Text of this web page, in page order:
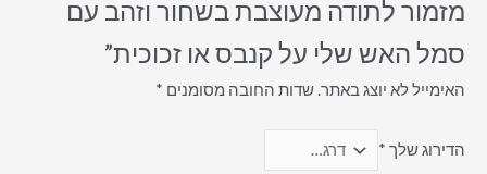
מזמור לתודה מעוצבת בשחור וזהב עם
סמל האש שלי על קנבס או זכוכית”
האימייל לא יוצג באתר.שדות החובה מסומנים *
הדירוג שלך *